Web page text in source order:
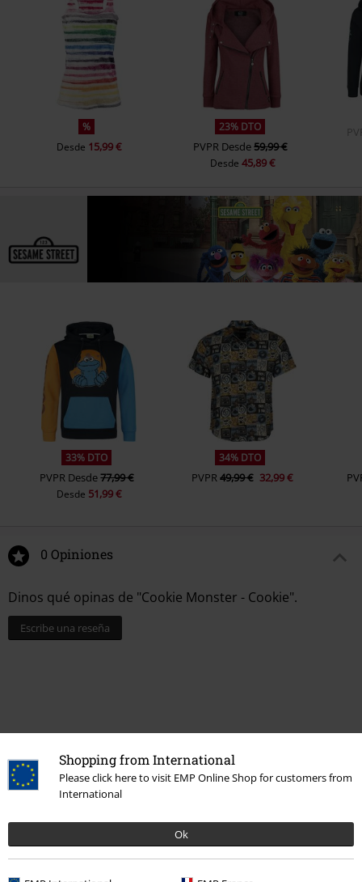
Shopping from International
Please click here to visit EMP Online Shop for customers from
International
Ok
%
Desde 15,99 €
23% DTO
PVPR Desde59,99 €
Desde 45,89 €
33% DTO
PVPR Desde77,99 €
Desde 51,99 €
34% DTO
PVPR49,99 € 32,99 €
0 Opiniones
Dinos qué opinas de "Cookie Monster - Cookie".
Escribe una reseña